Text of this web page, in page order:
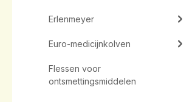
Erlenmeyer
Euro-medicijnkolven
Flessen voor
ontsmettingsmiddelen